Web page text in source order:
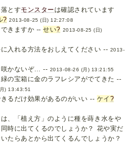
とすモンスター は確認されています
? 2013-08-25 (日) 12:27:08
できますか --せい? 2013-08-25 (日)
入れる方法をおしえてください -- 2013-
咲かないぞ… -- 2013-08-26 (月) 13:21:55
の宝箱に金のラフレシアがでてきた --
) 13:43:51
るだけ効果があるのがいい -- ケイ ?
は、「植え方」のように種を蒔き水をや
時に出てくるのでしょうか？ 花や実だ
たらあとから出てくるんでしょうか？